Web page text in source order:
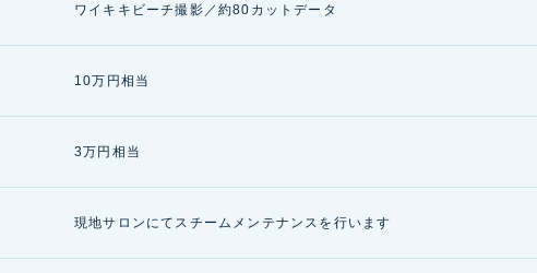
ワイキキビーチ撮影／約80カットデータ
10万円相当
3万円相当
現地サロンにてスチームメンテナンスを行います